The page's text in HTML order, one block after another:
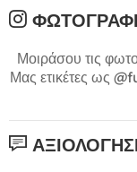
Μοιράσου τις
Μας ετικέτες ως